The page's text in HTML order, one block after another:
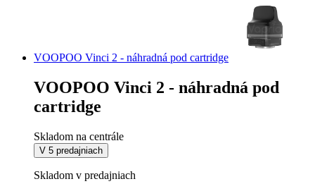
VOOPOO Vinci 2 - náhradná pod cartridge
VOOPOO Vinci 2 - náhradná pod
cartridge
Skladom na centrále
V 5 predajniach
Skladom v predajniach